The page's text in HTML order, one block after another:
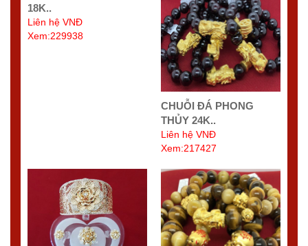
18K..
Liên hệ VNĐ
Xem:229938
CHUỖI ĐÁ PHONG
THỦY 24K..
Liên hệ VNĐ
Xem:217427